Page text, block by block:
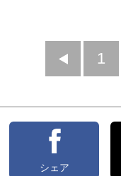
前
1
シェア